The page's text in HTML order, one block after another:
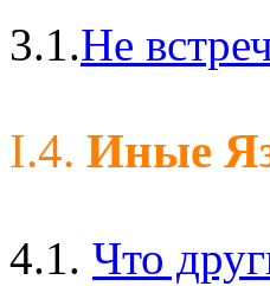
3.1.Не
I.4. Иные
4.1. Что